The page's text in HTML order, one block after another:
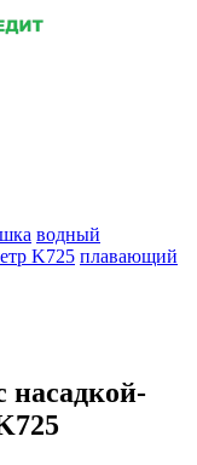
водный
K725 плавающий
насадкой-